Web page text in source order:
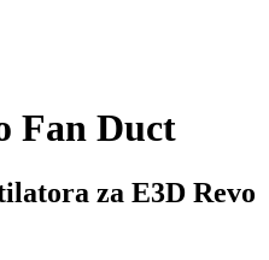
Fan Duct
za E3D Revo